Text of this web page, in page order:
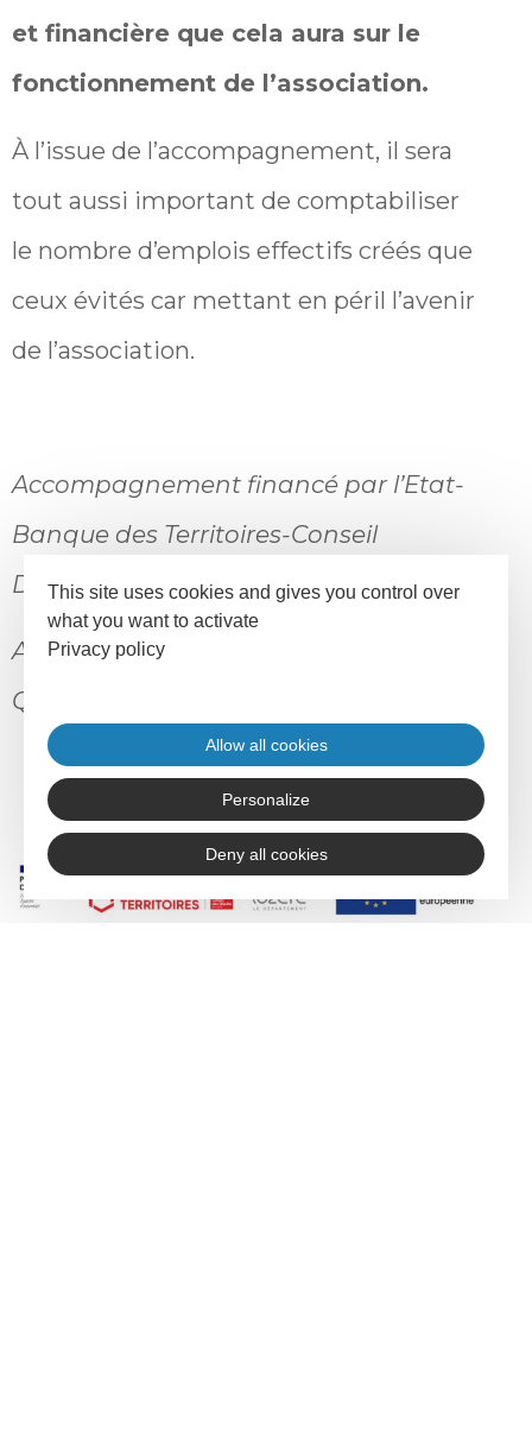
et financière que cela aura sur le
fonctionnement de l’association.
À l’issue de l’accompagnement, il sera
tout aussi important de comptabiliser
le nombre d’emplois effectifs créés que
ceux évités car mettant en péril l’avenir
de l’association.
Accompagnement financé par l’Etat-
Banque des Territoires-Conseil
Départemental 48 et le FSE+
Accompagnement réalisé par Maxime
QUEVAL, Altea
This site uses cookies and gives you control over
what you want to activate
Privacy policy
Allow all cookies
Personalize
Deny all cookies